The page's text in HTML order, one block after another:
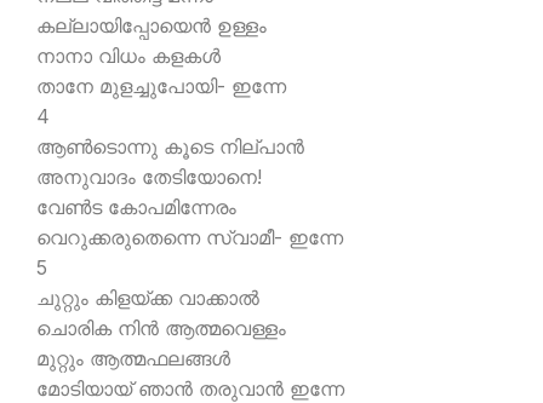
കല്ലായിപ്പോയെന്‍ ഉള്ളം
നാനാ വിധം കളകള്‍
താനേ മുളച്ചുപോയി- ഇന്നേ
4
ആണ്‍ടൊന്നു കൂടെ നില്പാന്‍
അനുവാദം തേടിയോനെ!
വേണ്‍ട കോപമിന്നേരം
വെറുക്കരുതെന്നെ സ്വാമീ- ഇന്നേ
5
ചുറ്റും കിളയ്ക്ക വാക്കാല്‍
ചൊരിക നിന്‍ ആത്മവെള്ളം
മുറ്റും ആത്മഫലങ്ങള്‍
മോടിയായ് ഞാന്‍ തരുവാന്‍ ഇന്നേ